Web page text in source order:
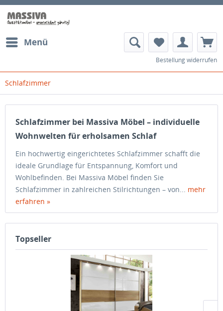
Menü
Bestellung widerrufen
Schlafzimmer
Schlafzimmer bei Massiva Möbel – individuelle
Wohnwelten für erholsamen Schlaf
Ein hochwertig eingerichtetes Schlafzimmer schafft die
ideale Grundlage für Entspannung, Komfort und
Wohlbefinden. Bei Massiva Möbel finden Sie
Schlafzimmer in zahlreichen Stilrichtungen – von... mehr
erfahren »
Topseller